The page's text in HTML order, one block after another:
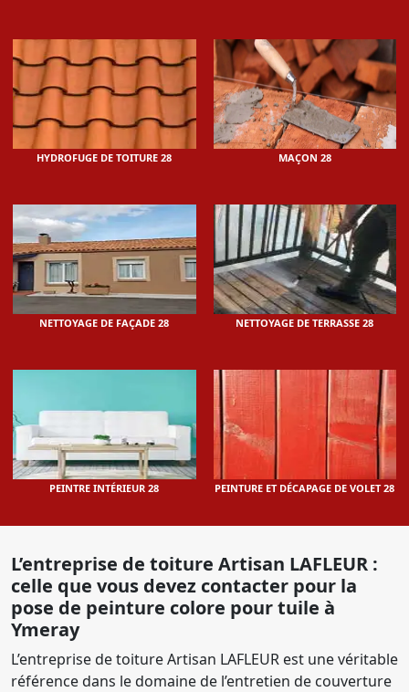
HYDROFUGE DE TOITURE 28 MAÇON 28
NETTOYAGE DE FAÇADE 28 NETTOYAGE DE TERRASSE 28
PEINTRE INTÉRIEUR 28 PEINTURE ET DÉCAPAGE DE VOLET 28
L’entreprise de toiture Artisan LAFLEUR :
celle que vous devez contacter pour la
pose de peinture colore pour tuile à
Ymeray
L’entreprise de toiture Artisan LAFLEUR est une véritable
référence dans le domaine de l’entretien de couverture